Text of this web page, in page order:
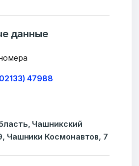
данные
47988
Чашникский
Чашники Космонавтов, 7